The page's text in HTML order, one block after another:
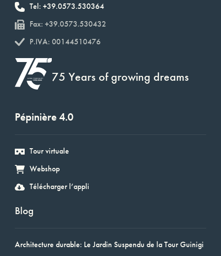
Tel: +39.0573.530364
Fax: +39.0573.530432
P.IVA: 00144510476
75 Years of growing dreams
Pépinière 4.0
Tour virtuale
Webshop
Télécharger l’appli
Blog
Architecture durable: Le Jardin Suspendu de la Tour Guinigi